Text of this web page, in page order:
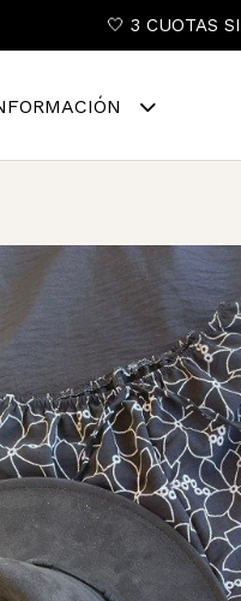
🤍 3 CUOTAS